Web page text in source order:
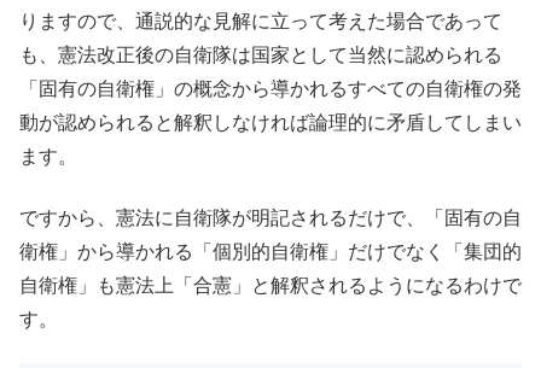
りますので、通説的な見解に立って考えた場合であって
も、憲法改正後の自衛隊は国家として当然に認められる
「固有の自衛権」の概念から導かれるすべての自衛権の発
動が認められると解釈しなければ論理的に矛盾してしまい
ます。
ですから、憲法に自衛隊が明記されるだけで、「固有の自
衛権」から導かれる「個別的自衛権」だけでなく「集団的
自衛権」も憲法上「合憲」と解釈されるようになるわけで
す。